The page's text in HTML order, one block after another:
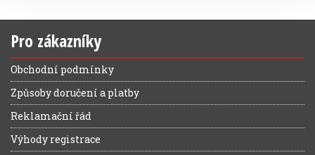
Pro zákazníky
Obchodní podmínky
Způsoby doručení a platby
Reklamační řád
Výhody registrace